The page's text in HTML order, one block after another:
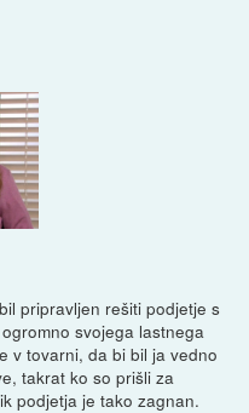
pripravljen rešiti podjetje s
svojega lastnega
v tovarni, da bi bil ja vedno
takrat ko so prišli za
podjetja je tako zagnan.